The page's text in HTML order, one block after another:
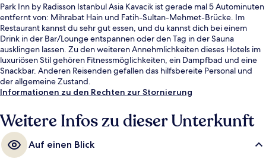
Park Inn by Radisson Istanbul Asia Kavacik ist gerade mal 5 Autominuten
entfernt von: Mihrabat Hain und Fatih-Sultan-Mehmet-Brücke. Im
Restaurant kannst du sehr gut essen, und du kannst dich bei einem
Drink in der Bar/Lounge entspannen oder den Tag in der Sauna
ausklingen lassen. Zu den weiteren Annehmlichkeiten dieses Hotels im
luxuriösen Stil gehören Fitnessmöglichkeiten, ein Dampfbad und eine
Snackbar. Anderen Reisenden gefallen das hilfsbereite Personal und
der allgemeine Zustand.
Informationen zu den Rechten zur Stornierung
Weitere Infos zu dieser Unterkunft
Auf einen Blick